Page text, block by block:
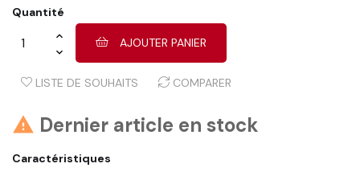
Quantité
AJOUTER PANIER
LISTE DE SOUHAITS COMPARER
 Dernier article en stock
Caractéristiques